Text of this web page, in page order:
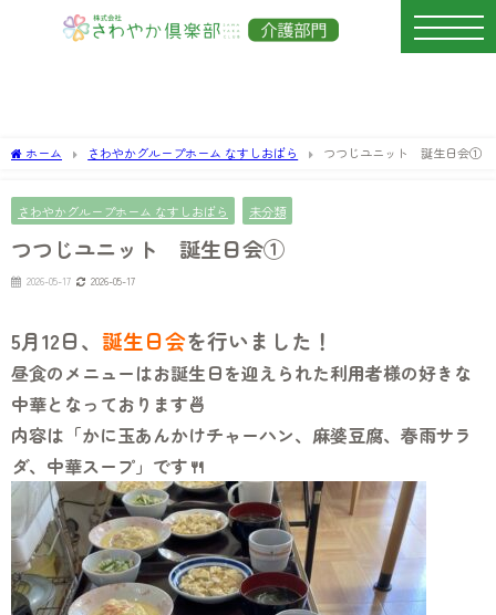
ホーム さわやかグループホーム なすしおばら つつじユニット 誕生日会①
さわやかグループホーム なすしおばら 未分類
つつじユニット 誕生日会①
2026-05-17 2026-05-17
5月12日、 誕生日会を行いました！
昼食のメニューはお誕生日を迎えられた利用者様の好きな
中華となっております🍜
内容は「かに玉あんかけチャーハン、麻婆豆腐、春雨サラ
ダ、中華スープ」です🍴